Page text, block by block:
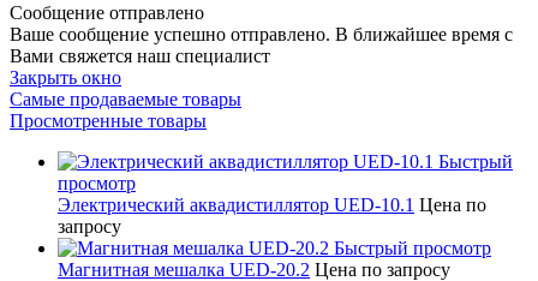
Сообщение отправлено
Ваше сообщение успешно отправлено. В ближайшее время с
Вами свяжется наш специалист
Закрыть окно
Самые продаваемые товары
Просмотренные товары
Быстрый
просмотр
Электрический аквадистиллятор UED-10.1 Цена по
запросу
Быстрый просмотр
Магнитная мешалка UED-20.2 Цена по запросу